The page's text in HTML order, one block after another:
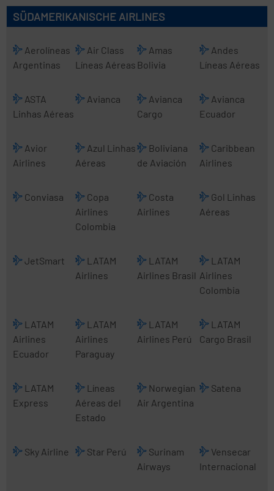
SÜDAMERIKANISCHE AIRLINES
Aerolíneas
Argentinas
Air Class
Líneas Aéreas
Amas
Bolivia
Andes
Líneas Aéreas
ASTA
Linhas Aéreas
Avianca
Avianca
Cargo
Avianca
Ecuador
Avior
Airlines
Azul Linhas
Aéreas
Boliviana
de Aviación
Caribbean
Airlines
Conviasa
Copa
Airlines
Colombia
Costa
Airlines
Gol Linhas
Aéreas
JetSmart
LATAM
Airlines
LATAM
Airlines Brasil
LATAM
Airlines
Colombia
LATAM
Airlines
Ecuador
LATAM
Airlines
Paraguay
LATAM
Airlines Perú
LATAM
Cargo Brasil
LATAM
Express
Líneas
Aéreas del
Estado
Norwegian
Air Argentina
Satena
Sky Airline Star Perú
Surinam
Airways
Vensecar
Internacional